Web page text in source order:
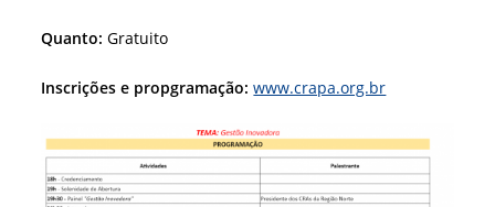
Quanto: Gratuito
Inscrições e propgramação: www.crapa.org.br